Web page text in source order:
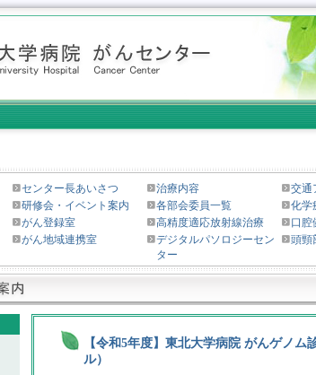
センター長あいさつ 治療内容 交通
研修会・イベント案内 各部会委員一覧 化学
がん登録室 高精度適応放射線治療 口腔
がん地域連携室
デジタルパソロジーセン
ター
頭頸
【令和5年度】東北大学病院 がんゲノ
ル）